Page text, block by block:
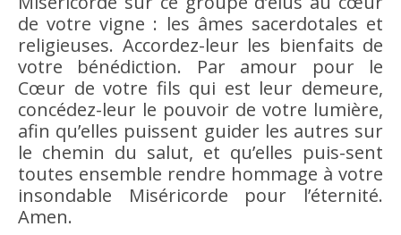
de votre vigne : les âmes sacerdotales et
religieuses. Accordez-leur les bienfaits de
votre bénédiction. Par amour pour le
Cœur de votre fils qui est leur demeure,
concédez-leur le pouvoir de votre lumière,
afin qu’elles puissent guider les autres sur
le chemin du salut, et qu’elles puis-sent
toutes ensemble rendre hommage à votre
insondable Miséricorde pour l’éternité.
Amen.